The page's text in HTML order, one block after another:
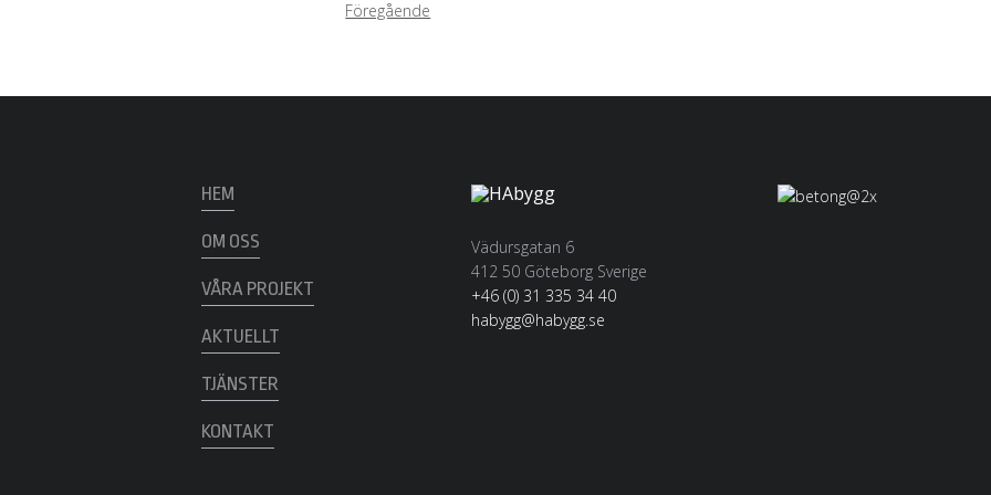
Föregående
HEM
OM OSS
VÅRA PROJEKT
AKTUELLT
TJÄNSTER
KONTAKT
Vädursgatan 6
412 50 Göteborg Sverige
+46 (0) 31 335 34 40
habygg@habygg.se